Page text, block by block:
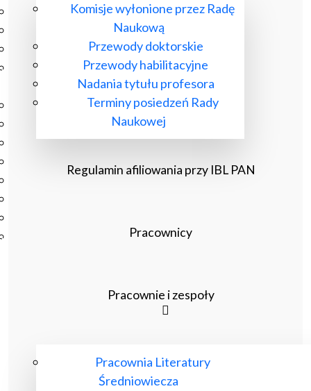
Biblioteka Pisarzy Staropolskich
Biblioteka Pisarzy Polskiego Oświecenia
Nowa Biblioteka Romantyczna
Otwarta Nauka – Publikacje
Dla Pracowników IBL
Zarządzenia Dyrektora IBL
Decyzje Dyrektora IBL
Komunikaty Dyrekcji IBL
Regulaminy IBL
HR Excellence in Research
Komisje wyłonione przez Radę
Naukową
Przewody doktorskie
Przewody habilitacyjne
Nadania tytułu profesora
Terminy posiedzeń Rady
Naukowej
Regulamin afiliowania przy IBL PAN
Pracownicy
Pracownie i zespoły
Pracownia Literatury
Średniowiecza